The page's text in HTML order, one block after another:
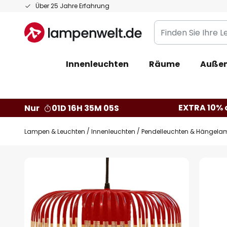
Über 25 Jahre Erfahrung
Zum
springen
Finden
Sie
Leuchte...
Innenleuchten Räume
Nur
01D 16H 35M 04S EXTRA
Lampen & Leuchten Innenleuchten Pendelleuchten &
Bildgalerie
springen